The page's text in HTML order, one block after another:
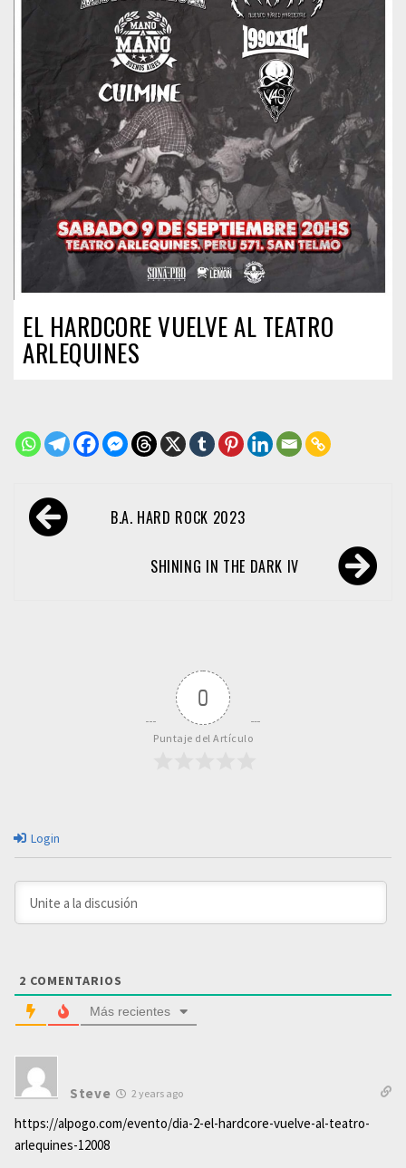
EL HARDCORE VUELVE AL TEATRO
ARLEQUINES
Navegación
de B.A. HARD ROCK 2023
SHINING IN THE DARK IV
0
Puntaje del Artículo
Login
2 COMENTARIOS
Más recientes
Steve 2 years ago
https://alpogo.com/evento/dia-2-el-hardcore-vuelve-al-teatro-
arlequines-12008